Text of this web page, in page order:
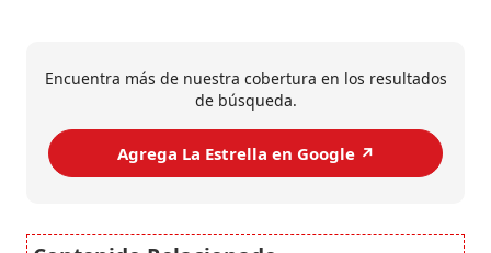
Encuentra más de nuestra cobertura en los resultados
de búsqueda.
Agrega La Estrella en Google ↗️